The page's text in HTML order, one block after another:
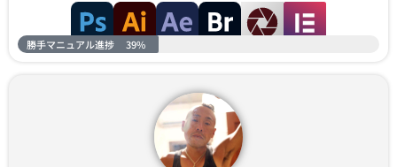
勝手マニュアル進捗 39%